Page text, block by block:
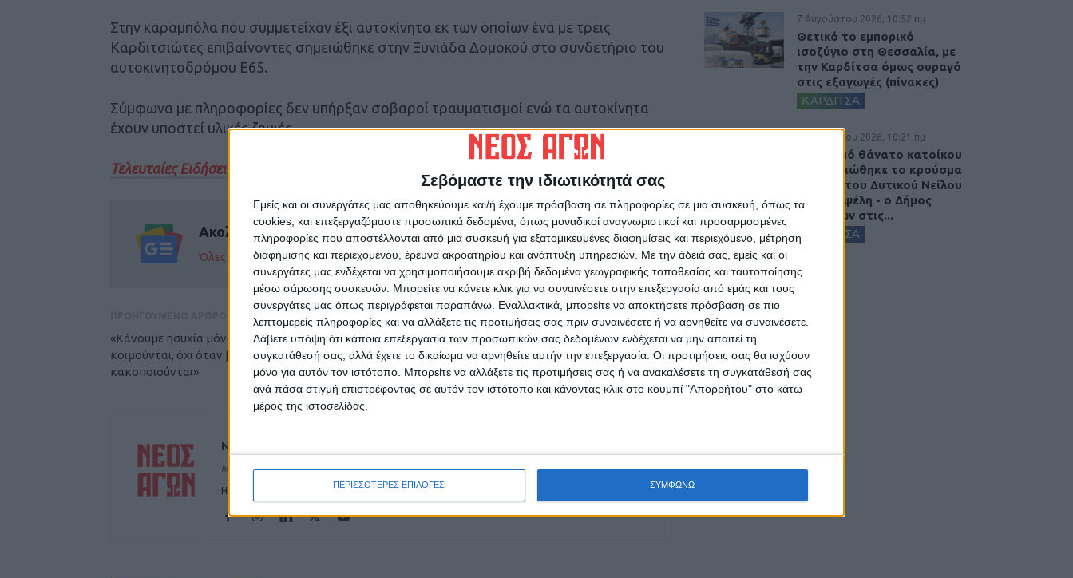
Σεβόμαστε την ιδιωτικότητά σας
Εμείς και οι συνεργάτες μας αποθηκεύουμε και/ή έχουμε πρόσβαση σε πληροφορίες σε μια συσκευή, όπως τα
cookies, και επεξεργαζόμαστε προσωπικά δεδομένα, όπως μοναδικοί αναγνωριστικοί και προσαρμοσμένες
πληροφορίες που αποστέλλονται από μια συσκευή για εξατομικευμένες διαφημίσεις και περιεχόμενο, μέτρηση
διαφήμισης και περιεχομένου, έρευνα ακροατηρίου και ανάπτυξη υπηρεσιών. Με την άδειά σας, εμείς και οι
συνεργάτες μας ενδέχεται να χρησιμοποιήσουμε ακριβή δεδομένα γεωγραφικής τοποθεσίας και ταυτοποίησης
μέσω σάρωσης συσκευών. Μπορείτε να κάνετε κλικ για να συναινέσετε στην επεξεργασία από εμάς και τους
συνεργάτες μας όπως περιγράφεται παραπάνω. Εναλλακτικά, μπορείτε να αποκτήσετε πρόσβαση σε πιο
λεπτομερείς πληροφορίες και να αλλάξετε τις προτιμήσεις σας πριν συναινέσετε ή να αρνηθείτε να συναινέσετε.
Λάβετε υπόψη ότι κάποια επεξεργασία των προσωπικών σας δεδομένων ενδέχεται να μην απαιτεί τη
συγκατάθεσή σας, αλλά έχετε το δικαίωμα να αρνηθείτε αυτήν την επεξεργασία. Οι προτιμήσεις σας θα ισχύουν
μόνο για αυτόν τον ιστότοπο. Μπορείτε να αλλάξετε τις προτιμήσεις σας ή να ανακαλέσετε τη συγκατάθεσή σας
ανά πάσα στιγμή επιστρέφοντας σε αυτόν τον ιστότοπο και κάνοντας κλικ στο κουμπί "Απορρήτου" στο κάτω
μέρος της ιστοσελίδας.
ΠΕΡΙΣΣΟΤΕΡΕΣ ΕΠΙΛΟΓΕΣ ΣΥΜΦΩΝΩ
Στην καραμπόλα που συμμετείχαν έξι αυτοκίνητα εκ των οποίων ένα με τρεις
Καρδιτσιώτες επιβαίνοντες σημειώθηκε στην Ξυνιάδα Δομοκού στο συνδετήριο του
αυτοκινητοδρόμου Ε65.
Σύμφωνα με πληροφορίες δεν υπήρξαν σοβαροί τραυματισμοί ενώ τα αυτοκίνητα
έχουν υποστεί υλικές ζημιές.
Τελευταίες Ειδήσεις Σήμερα
Ακολούθησε την εφημερίδα ΝΕΟΣ ΑΓΩΝ στο Google News!
Όλες οι εξελίξεις στην περιοχή της Καρδίτσας και ευρύτερα της Θεσσαλίας
«Κάνουμε ησυχία μόνο όταν τα παιδιά
κοιμούνται, όχι όταν βιάζονται και
κακοποιούνται»
ΕΠΟΜΕΝΟ ΑΡΘΡΟ
Πέντε εκτροπές οχημάτων σε μία ημέρα στις
στροφές της Συκεώνας! (φωτο)
ΝΕΟΣ ΑΓΩΝ
https://neosagon.gr
Η Αρχαιότερη Καθημερινή Πρωινή Εφημερίδα της Καρδίτσας
7 Αυγούστου 2026, 10:52 πμ
Θετικό το εμπορικό
ισοζύγιο στη Θεσσαλία, με
την Καρδίτσα όμως ουραγό
στις εξαγωγές (πίνακες)
ΚΑΡΔΙΤΣΑ
7 Αυγούστου 2026, 10:21 πμ
Μετά από θάνατο κατοίκου
επιβεβαιώθηκε το κρούσμα
του ιού του Δυτικού Νείλου
στην Κυψέλη - ο Δήμος
Σοφάδων στις...
ΚΑΡΔΙΤΣΑ